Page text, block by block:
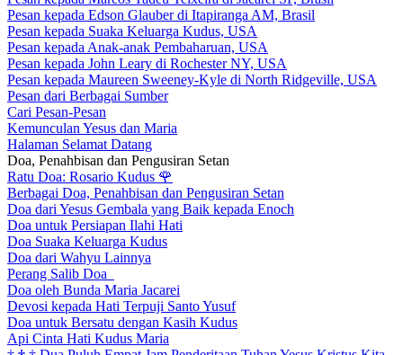
Pesan kepada Edson Glauber di Itapiranga AM, Brasil
Pesan kepada Suaka Keluarga Kudus, USA
Pesan kepada Anak-anak Pembaharuan, USA
Pesan kepada John Leary di Rochester NY, USA
Pesan kepada Maureen Sweeney-Kyle di North Ridgeville, USA
Pesan dari Berbagai Sumber
Cari Pesan-Pesan
Kemunculan Yesus dan Maria
Halaman Selamat Datang
Doa, Penahbisan dan Pengusiran Setan
Ratu Doa: Rosario Kudus 🌹
Berbagai Doa, Penahbisan dan Pengusiran Setan
Doa dari Yesus Gembala yang Baik kepada Enoch
Doa untuk Persiapan Ilahi Hati
Doa Suaka Keluarga Kudus
Doa dari Wahyu Lainnya
Perang Salib Doa
Doa oleh Bunda Maria Jacarei
Devosi kepada Hati Terpuji Santo Yusuf
Doa untuk Bersatu dengan Kasih Kudus
Api Cinta Hati Kudus Maria